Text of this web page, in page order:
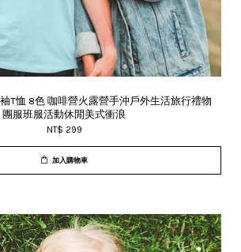
T恤 8色 咖啡營火露營手沖戶外生活旅行禮物
團服班服活動休閒美式衝浪
NT$ 299
加入購物車